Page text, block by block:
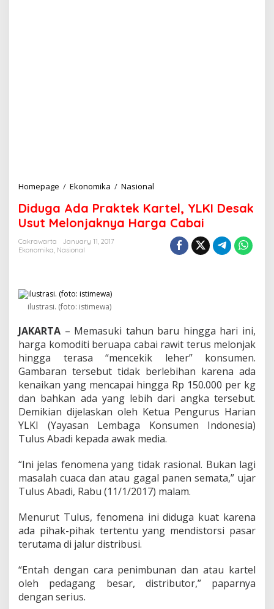
Homepage / Ekonomika / Nasional
d
u
g
e
k
a
r
e
l
,
Y
K
D
e
a
k
U
t
M
Diduga Ada Praktek Kartel, YLKI Desak
Usut Melonjaknya Harga Cabai
Cakrawarta
January 11, 2017
Ekonomika, Nasional
ilustrasi. (foto: istimewa)
JAKARTA – Memasuki tahun baru hingga hari ini,
harga komoditi beruapa cabai rawit terus melonjak
hingga terasa “mencekik leher” konsumen.
Gambaran tersebut tidak berlebihan karena ada
kenaikan yang mencapai hingga Rp 150.000 per kg
dan bahkan ada yang lebih dari angka tersebut.
Demikian dijelaskan oleh Ketua Pengurus Harian
YLKI (Yayasan Lembaga Konsumen Indonesia)
Tulus Abadi kepada awak media.
“Ini jelas fenomena yang tidak rasional. Bukan lagi
masalah cuaca dan atau gagal panen semata,” ujar
Tulus Abadi, Rabu (11/1/2017) malam.
Menurut Tulus, fenomena ini diduga kuat karena
ada pihak-pihak tertentu yang mendistorsi pasar
terutama di jalur distribusi.
“Entah dengan cara penimbunan dan atau kartel
oleh pedagang besar, distributor,” paparnya
dengan serius.